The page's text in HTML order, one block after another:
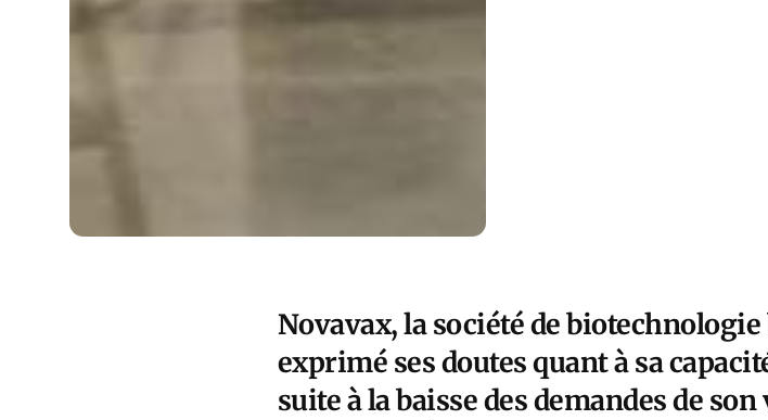
Novavax, la société de
exprimé ses doutes quant à sa
suite à la baisse des demandes de